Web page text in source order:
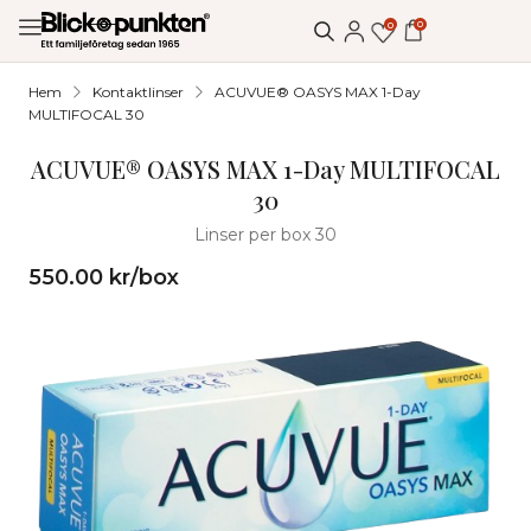
0 0
Hem Kontaktlinser
ACUVUE® OASYS MAX 1-Day
MULTIFOCAL 30
ACUVUE® OASYS MAX 1-Day MULTIFOCAL
30
Linser per box 30
550.00 kr/box